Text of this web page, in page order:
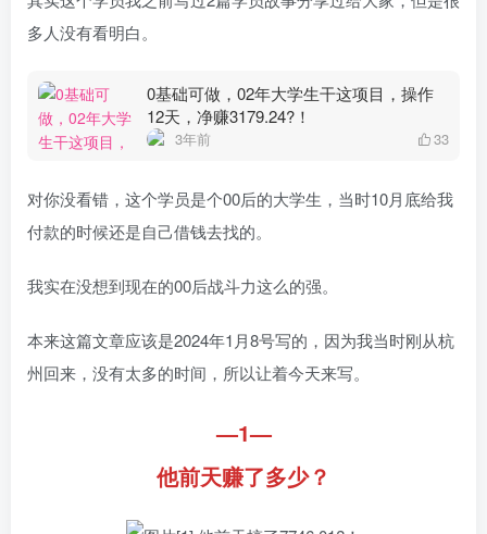
多人没有看明白。
0基础可做，02年大学生干这项目，操作
12天，净赚3179.24?！
3年前 33
对你没看错，这个学员是个00后的大学生，当时10月底给我
付款的时候还是自己借钱去找的。
我实在没想到现在的00后战斗力这么的强。
本来这篇文章应该是2024年1月8号写的，因为我当时刚从杭
州回来，没有太多的时间，所以让着今天来写。
—1—
他前天赚了多少？